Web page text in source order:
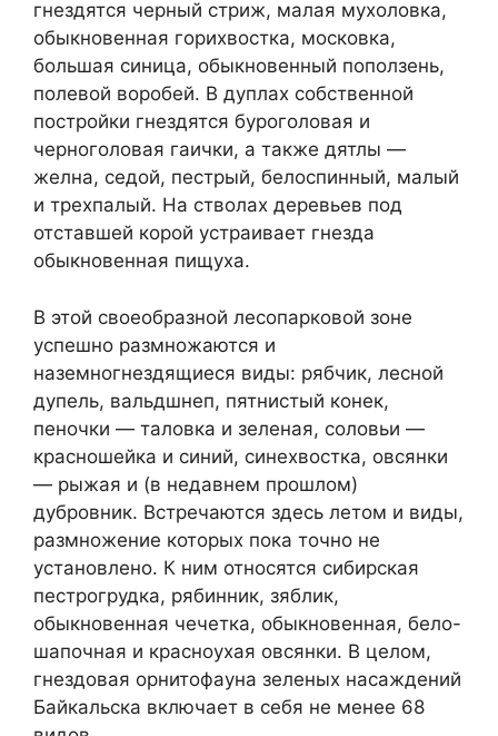
гнездятся черный стриж, малая мухоловка,
обыкновенная горихвостка, московка,
большая синица, обыкновенный поползень,
полевой воробей. В дуплах собственной
постройки гнездятся буроголовая и
черноголовая гаички, а также дятлы —
желна, седой, пестрый, белоспинный, малый
и трехпалый. На стволах деревьев под
отставшей корой устраивает гнезда
обыкновенная пищуха.
В этой своеобразной лесопарковой зоне
успешно размножаются и
наземногнездящиеся виды: рябчик, лесной
дупель, вальдшнеп, пятнистый конек,
пеночки — таловка и зеленая, соловьи —
красношейка и синий, синехвостка, овсянки
— рыжая и (в недавнем прошлом)
дубровник. Встречаются здесь летом и виды,
размножение которых пока точно не
установлено. К ним относятся сибирская
пестрогрудка, рябинник, зяблик,
обыкновенная чечетка, обыкновенная, бело-
шапочная и красноухая овсянки. В целом,
гнездовая орнитофауна зеленых насаждений
Байкальска включает в себя не менее 68